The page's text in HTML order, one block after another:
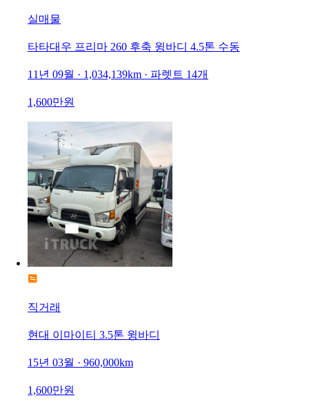
실매물
타타대우 프리마 260 후축 윙바디 4.5톤 수동
11년 09월 · 1,034,139km · 파렛트 14개
1,600만원
직거래
현대 이마이티 3.5톤 윙바디
15년 03월 · 960,000km
1,600만원